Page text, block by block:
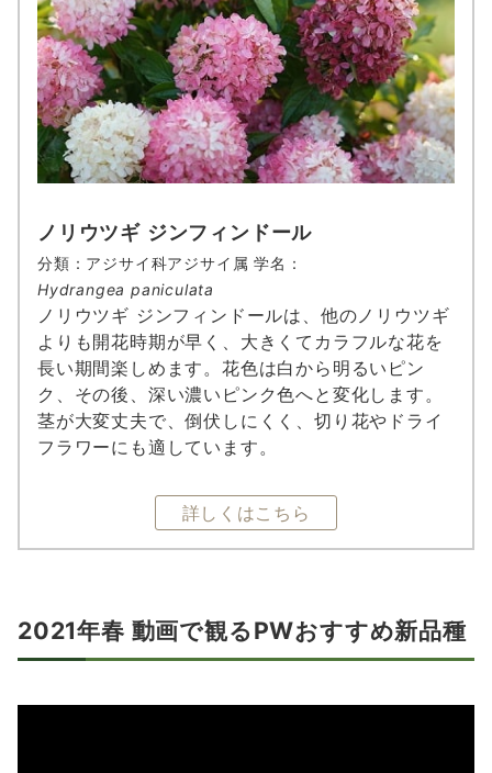
ノリウツギ ジンフィンドール
分類：アジサイ科アジサイ属 学名：
Hydrangea paniculata
ノリウツギ ジンフィンドールは、他のノリウツギ
よりも開花時期が早く、大きくてカラフルな花を
長い期間楽しめます。花色は白から明るいピン
ク、その後、深い濃いピンク色へと変化します。
茎が大変丈夫で、倒伏しにくく、切り花やドライ
フラワーにも適しています。
詳しくはこちら
2021年春 動画で観るPWおすすめ新品種